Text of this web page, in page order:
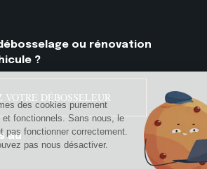
ou rénovation
?
VOTRE DÉBOSSELEUR
au 02 51 68 18 58